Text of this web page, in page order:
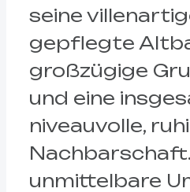
seine
gepflegte
großzügige
und eine
niveauvolle,
unmittelbare